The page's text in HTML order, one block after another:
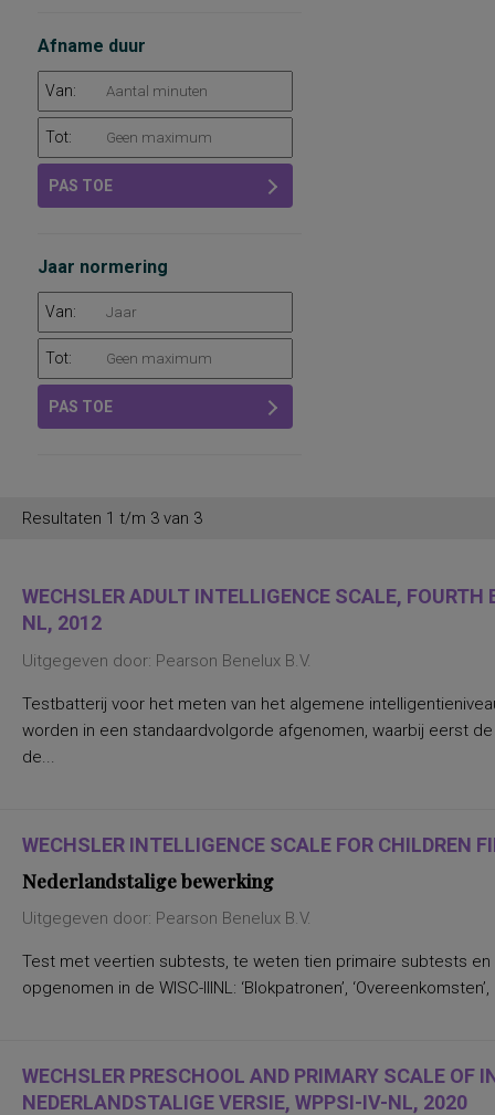
Afname duur
Van:
Tot:
PAS TOE
Jaar normering
Van:
Tot:
PAS TOE
Resultaten 1 t/m 3 van 3
WECHSLER ADULT INTELLIGENCE SCALE,
NL, 2012
Uitgegeven door: Pearson Benelux B.V.
Testbatterij voor het meten van het algemene
worden in een standaardvolgorde afgenomen, waarbij eerst
de...
WECHSLER INTELLIGENCE SCALE FOR CHILDREN
Nederlandstalige bewerking
Uitgegeven door: Pearson Benelux B.V.
Test met veertien subtests, te weten tien primaire subtests
opgenomen in de WISC-IIINL: ‘Blokpatronen’,
WECHSLER PRESCHOOL AND PRIMARY SCALE OF
NEDERLANDSTALIGE VERSIE, WPPSI-IV-NL, 2020